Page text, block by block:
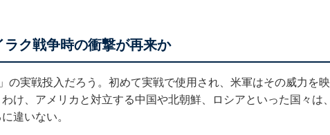
ク戦争時の衝撃が再来か
の実戦投入だろう。初めて実戦で使用され、米軍はその威力を映
け、アメリカと対立する中国や北朝鮮、ロシアといった国々は、
違いない。